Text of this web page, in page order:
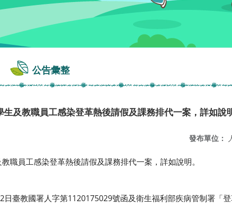
公告彙整
及教職員工感染登革熱後請假及課務排代一案，詳如說
發布單位：
職員工感染登革熱後請假及課務排代一案，詳如說明。
臺教國署人字第1120175029號函及衛生福利部疾病管制署「